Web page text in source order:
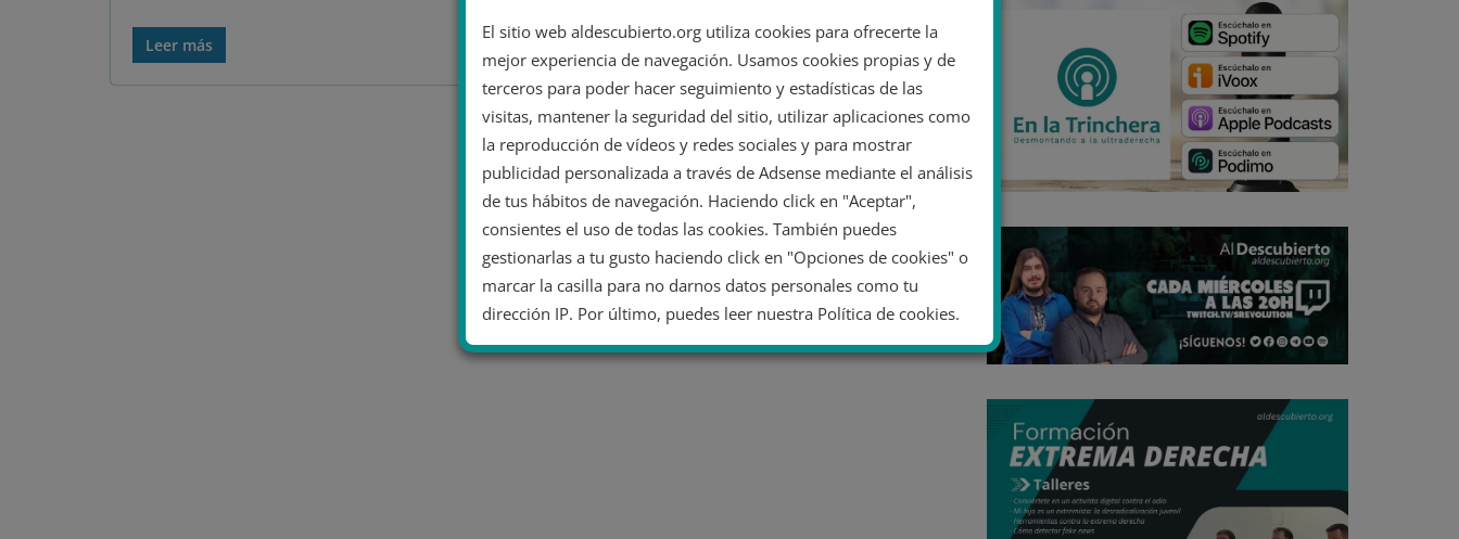
Leer más
El sitio web aldescubierto.org utiliza cookies para ofrecerte la
mejor experiencia de navegación. Usamos cookies propias y de
terceros para poder hacer seguimiento y estadísticas de las
visitas, mantener la seguridad del sitio, utilizar aplicaciones como
la reproducción de vídeos y redes sociales y para mostrar
publicidad personalizada a través de Adsense mediante el análisis
de tus hábitos de navegación. Haciendo click en "Aceptar",
consientes el uso de todas las cookies. También puedes
gestionarlas a tu gusto haciendo click en "Opciones de cookies" o
marcar la casilla para no darnos datos personales como tu
dirección IP. Por último, puedes leer nuestra Política de cookies.